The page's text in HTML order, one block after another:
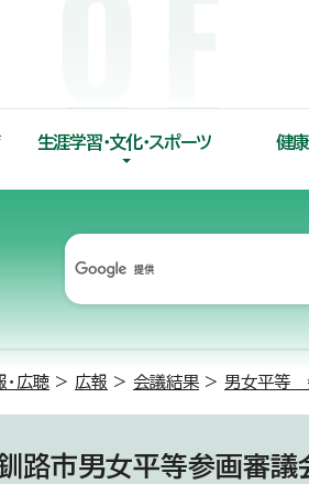
生涯学習・文化・スポーツ 健康
・広聴 > 広報 > 会議結果 > 男女平等
路市男女平等参画審